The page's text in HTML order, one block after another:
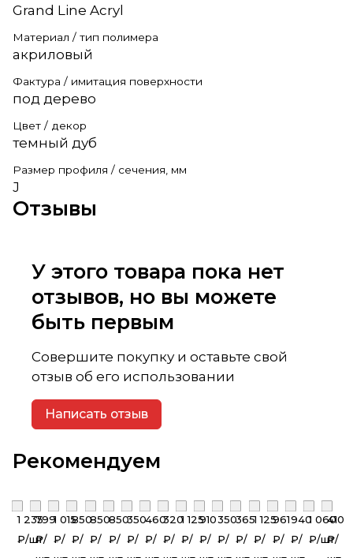
Grand Line Acryl
Материал / тип полимера
акриловый
Фактура / имитация поверхности
под дерево
Цвет / декор
темный дуб
Размер профиля / сечения, мм
J
Отзывы
У этого товара пока нет
отзывов, но вы можете
быть первым
Совершите покупку и оставьте свой
отзыв об его использовании
Написать отзыв
Рекомендуем
1 235
₽/шт
799
₽/
1 015
₽/
850
₽/
850
₽/
850
₽/
350
₽/
460
₽/
320
₽/
1 125
₽/
910
₽/
350
₽/
365
₽/
1 125
₽/
961
₽/
940
₽/
1 060
₽/шт
410
₽/